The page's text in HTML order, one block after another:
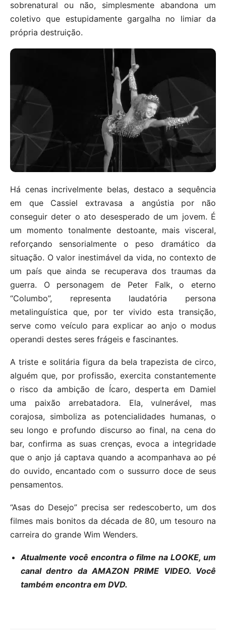
sobrenatural ou não, simplesmente abandona um
coletivo que estupidamente gargalha no limiar da
própria destruição.
Há cenas incrivelmente belas, destaco a sequência
em que Cassiel extravasa a angústia por não
conseguir deter o ato desesperado de um jovem. É
um momento tonalmente destoante, mais visceral,
reforçando sensorialmente o peso dramático da
situação. O valor inestimável da vida, no contexto de
um país que ainda se recuperava dos traumas da
guerra. O personagem de Peter Falk, o eterno
“Columbo”, representa laudatória persona
metalinguística que, por ter vivido esta transição,
serve como veículo para explicar ao anjo o modus
operandi destes seres frágeis e fascinantes.
A triste e solitária figura da bela trapezista de circo,
alguém que, por profissão, exercita constantemente
o risco da ambição de Ícaro, desperta em Damiel
uma paixão arrebatadora. Ela, vulnerável, mas
corajosa, simboliza as potencialidades humanas, o
seu longo e profundo discurso ao final, na cena do
bar, confirma as suas crenças, evoca a integridade
que o anjo já captava quando a acompanhava ao pé
do ouvido, encantado com o sussurro doce de seus
pensamentos.
“Asas do Desejo” precisa ser redescoberto, um dos
filmes mais bonitos da década de 80, um tesouro na
carreira do grande Wim Wenders.
Atualmente você encontra o filme na LOOKE, um
canal dentro da AMAZON PRIME VIDEO. Você
também encontra em DVD.